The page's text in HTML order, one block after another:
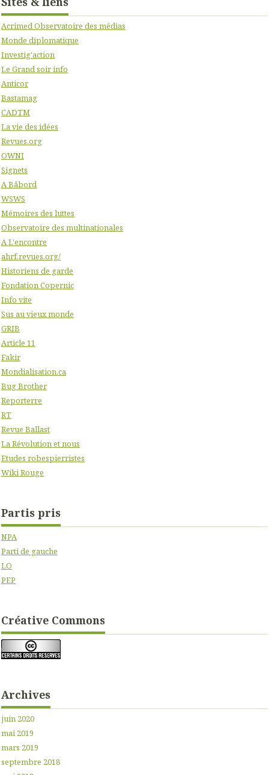
Acrimed Observatoire des médias
Monde diplomatique
Investig'action
Le Grand soir info
Anticor
Bastamag
CADTM
La vie des idées
Revues.org
OWNI
Signets
A Bâbord
WSWS
Mémoires des luttes
Observatoire des multinationales
A L'encontre
ahrf.revues.org/
Historiens de garde
Fondation Copernic
Info vite
Sus au vieux monde
GRIB
Article 11
Fakir
Mondialisation.ca
Bug Brother
Reporterre
RT
Revue Ballast
La Révolution et nous
Etudes robespierristes
Wiki Rouge
Partis pris
NPA
Parti de gauche
LO
PEP
Créative Commons
Archives
juin 2020
mai 2019
mars 2019
septembre 2018